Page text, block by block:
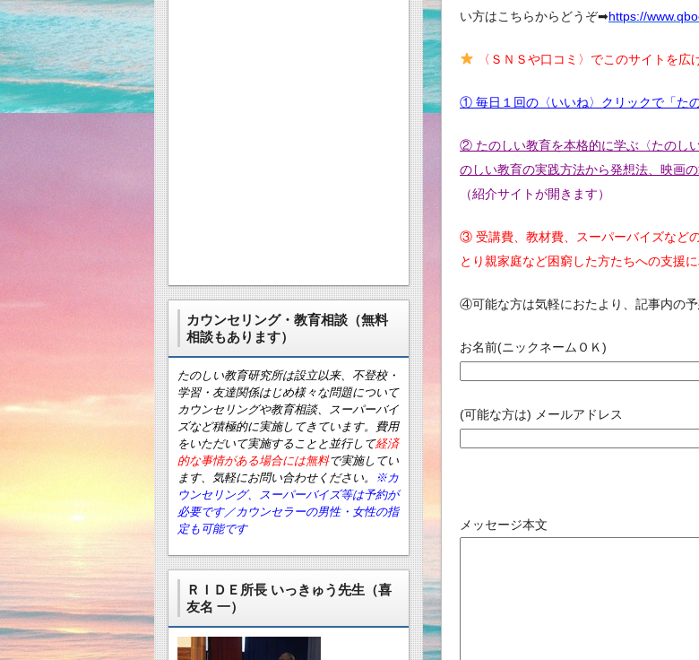
い方はこちらからどうぞ➡︎https://
〈ＳＮＳや口コミ〉でこのサイトを広
① 毎日１回の〈いいね〉クリックで「た
② たのしい教育を本格的に学ぶ〈たのし
のしい教育の実践方法から発想法、映画
（紹介サイトが開きます）
③ 受講費、教材費、スーパーバイズなど
とり親家庭など困窮した方たちへの支援
④可能な方は気軽におたより、記事内の
お名前(ニックネームＯＫ)
(可能な方は) メールアドレス
メッセージ本文
カウンセリング・教育相談（無料
相談もあります）
たのしい教育研究所は設立以来、不登校・
学習・友達関係はじめ様々な問題について
カウンセリングや教育相談、スーパーバイ
ズなど積極的に実施してきています。費用
をいただいて実施することと並行して経済
的な事情がある場合には無料で実施してい
ます、気軽にお問い合わせください。
※カ
ウンセリング、スーパーバイズ等は予約が
必要です／カウンセラーの男性・女性の指
定も可能です
ＲＩＤＥ所長 いっきゅう先生（喜
友名 一）